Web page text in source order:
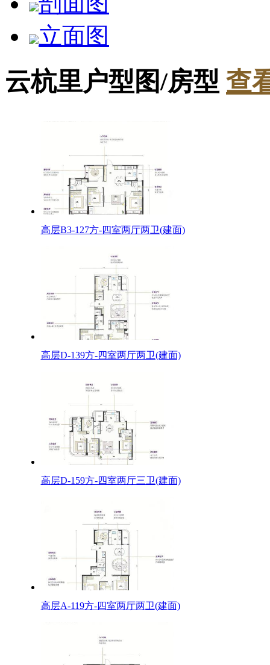
立面图
云杭里户型图/房型 查
高层B3-127方-四室两厅两卫(建面)
高层D-139方-四室两厅两卫(建面)
高层D-159方-四室两厅三卫(建面)
高层A-119方-四室两厅两卫(建面)